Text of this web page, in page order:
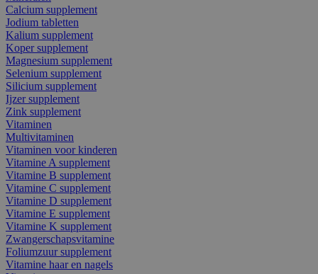
Calcium supplement
Jodium tabletten
Kalium supplement
Koper supplement
Magnesium supplement
Selenium supplement
Silicium supplement
Ijzer supplement
Zink supplement
Vitaminen
Multivitaminen
Vitaminen voor kinderen
Vitamine A supplement
Vitamine B supplement
Vitamine C supplement
Vitamine D supplement
Vitamine E supplement
Vitamine K supplement
Zwangerschapsvitamine
Foliumzuur supplement
Vitamine haar en nagels